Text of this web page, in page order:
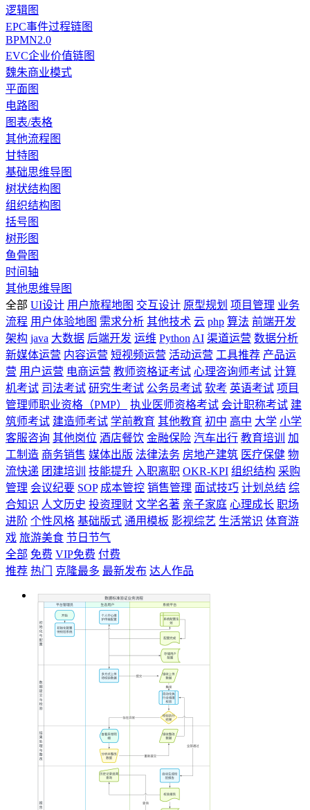
逻辑图
EPC事件过程链图
BPMN2.0
EVC企业价值链图
魏朱商业模式
平面图
电路图
图表/表格
其他流程图
甘特图
基础思维导图
树状结构图
组织结构图
括号图
树形图
鱼骨图
时间轴
其他思维导图
全部 UI设计 用户旅程地图 交互设计 原型规划 项目管理 业务
流程 用户体验地图 需求分析 其他技术 云 php 算法 前端开发
架构 java 大数据 后端开发 运维 Python AI 渠道运营 数据分析
新媒体运营 内容运营 短视频运营 活动运营 工具推荐 产品运
营 用户运营 电商运营 教师资格证考试 心理咨询师考试 计算
机考试 司法考试 研究生考试 公务员考试 软考 英语考试 项目
管理师职业资格（PMP）
执业医师资格考试 会计职称考试 建
筑师考试 建造师考试 学前教育 其他教育 初中 高中 大学 小学
客服咨询 其他岗位 酒店餐饮 金融保险 汽车出行 教育培训
加
工制造 商务销售 媒体出版 法律法务 房地产建筑 医疗保健 物
流快递 团建培训 技能提升 入职离职 OKR-KPI 组织结构 采购
管理 会议纪要 SOP 成本管控 销售管理 面试技巧 计划总结 综
合知识 人文历史 投资理财 文学名著 亲子家庭 心理成长 职场
进阶 个性风格 基础版式 通用模板 影视综艺 生活常识 体育游
戏 旅游美食 节日节气
全部 免费 VIP免费 付费
推荐 热门 克隆最多 最新发布 达人作品